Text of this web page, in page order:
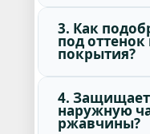
3. Как
под
покрытия?
4. Защищает
наружную
ржавчины?